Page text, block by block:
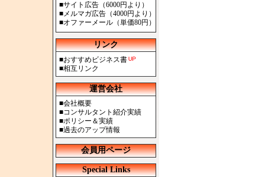
■サイト広告（6000円より）
■メルマガ広告（4000円より）
■オファーメール（単価80円）
リンク
■おすすめビジネス書
■相互リンク
運営会社
■会社概要
■コンサルタント紹介実績
■ポリシー＆実績
■過去のアップ情報
会員用ページ
Special Links